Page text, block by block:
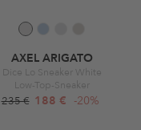
AXEL ARIGATO
Dice Lo Sneaker White
Low-Top-Sneaker
235 € 188 € -20%